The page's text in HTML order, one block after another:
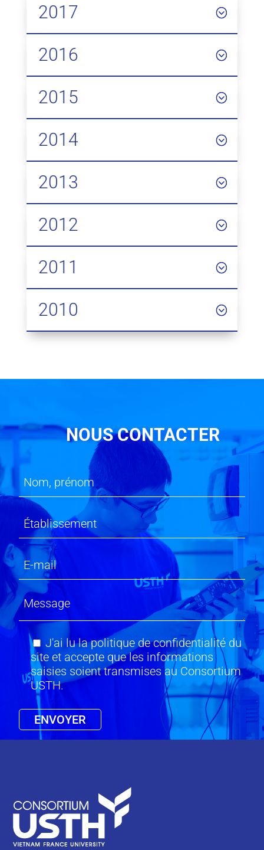
2017
2016
2015
2014
2013
2012
2011
2010
NOUS CONTACTER
J'ai lu la politique de confidentialité du
site et accepte que les informations
saisies soient transmises au Consortium
USTH.